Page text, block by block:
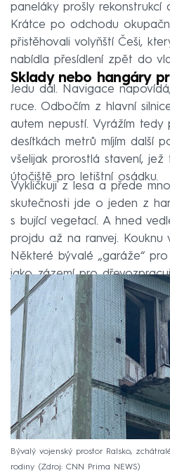
paneláky prošly rekonstrukcí
Krátce po odchodu
přistěhovali volyňští Češi,
nabídla přesídlení zpět do
Sklady nebo hangáry
Jedu dál. Navigace
ruce. Odbočím z hlavní
autem nepustí. Vyrážím
desítkách metrů míjím další
všelijak prorostlá stavení, jež
útočiště pro letištní osádku.
Vykličkuji z lesa a přede
skutečnosti jde o jeden z
s bující vegetací. A hned
projdu až na ranvej. Kouknu
Některé bývalé „garáže“
jako zázemí pro
Bývalý vojenský prostor Ralsko,
rodiny
Zdroj: CNN Prima NEWS